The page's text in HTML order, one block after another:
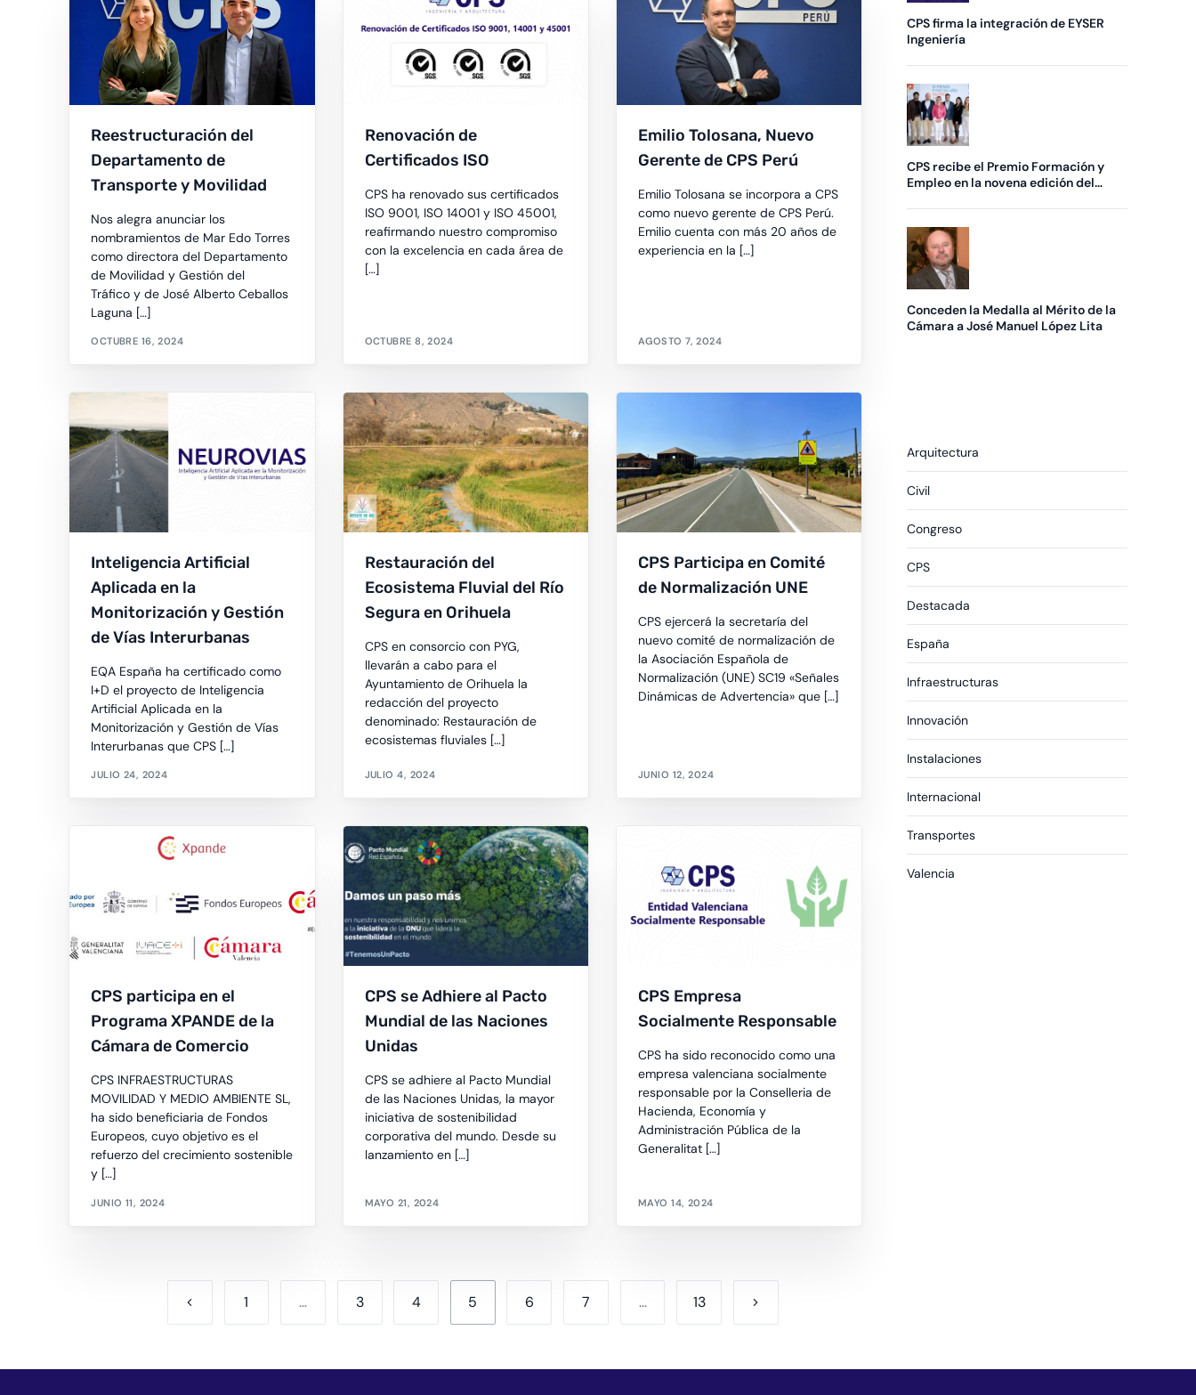
Reestructuración del
Departamento de
Transporte y Movilidad
Nos alegra anunciar los
nombramientos de Mar Edo Torres
como directora del Departamento
de Movilidad y Gestión del
Tráfico y de José Alberto Ceballos
Laguna […]
OCTUBRE 16, 2024
Renovación de
Certificados ISO
CPS ha renovado sus certificados
ISO 9001, ISO 14001 y ISO 45001,
reafirmando nuestro compromiso
con la excelencia en cada área de
[…]
OCTUBRE 8, 2024
Emilio Tolosana, Nuevo
Gerente de CPS Perú
Emilio Tolosana se incorpora a CPS
como nuevo gerente de CPS Perú.
Emilio cuenta con más 20 años de
experiencia en la […]
AGOSTO 7, 2024
Inteligencia Artificial
Aplicada en la
Monitorización y Gestión
de Vías Interurbanas
EQA España ha certificado como
I+D el proyecto de Inteligencia
Artificial Aplicada en la
Monitorización y Gestión de Vías
Interurbanas que CPS […]
JULIO 24, 2024
Restauración del
Ecosistema Fluvial del Río
Segura en Orihuela
CPS en consorcio con PYG,
llevarán a cabo para el
Ayuntamiento de Orihuela la
redacción del proyecto
denominado: Restauración de
ecosistemas fluviales […]
JULIO 4, 2024
CPS Participa en Comité
de Normalización UNE
CPS ejercerá la secretaría del
nuevo comité de normalización de
la Asociación Española de
Normalización (UNE) SC19 «Señales
Dinámicas de Advertencia» que […]
JUNIO 12, 2024
CPS participa en el
Programa XPANDE de la
Cámara de Comercio
CPS INFRAESTRUCTURAS
MOVILIDAD Y MEDIO AMBIENTE SL,
ha sido beneficiaria de Fondos
Europeos, cuyo objetivo es el
refuerzo del crecimiento sostenible
y […]
JUNIO 11, 2024
CPS se Adhiere al Pacto
Mundial de las Naciones
Unidas
CPS se adhiere al Pacto Mundial
de las Naciones Unidas, la mayor
iniciativa de sostenibilidad
corporativa del mundo. Desde su
lanzamiento en […]
MAYO 21, 2024
CPS Empresa
Socialmente Responsable
CPS ha sido reconocido como una
empresa valenciana socialmente
responsable por la Conselleria de
Hacienda, Economía y
Administración Pública de la
Generalitat […]
MAYO 14, 2024
1 … 3 4 5 6 7 … 13
CPS firma la integración de EYSER
Ingeniería
CPS recibe el Premio Formación y
Empleo en la novena edición del
Conceden la Medalla al Mérito de la
Cámara a José Manuel López Lita
Arquitectura
Civil
Congreso
CPS
Destacada
España
Infraestructuras
Innovación
Instalaciones
Internacional
Transportes
Valencia